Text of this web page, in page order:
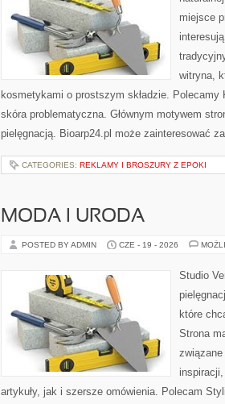
miejsce
witryna,
kosmetykami o prostszym składzie.
skóra problematyczna. Głównym motywem
pielęgnacją. Bioarp24.pl może zainteresować
CATEGORIES: REKLAMY I BROSZURY Z EPOKI
MODA I URODA
POSTED BY ADMIN CZE - 19 - 2026
Studio
które
Strona
artykuły, jak i szersze omówienia. Polecam